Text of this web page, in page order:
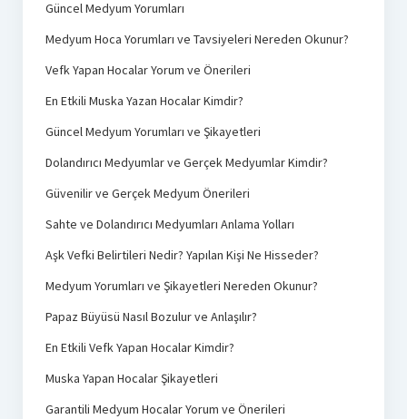
Güncel Medyum Yorumları
Medyum Hoca Yorumları ve Tavsiyeleri Nereden Okunur?
Vefk Yapan Hocalar Yorum ve Önerileri
En Etkili Muska Yazan Hocalar Kimdir?
Güncel Medyum Yorumları ve Şikayetleri
Dolandırıcı Medyumlar ve Gerçek Medyumlar Kimdir?
Güvenilir ve Gerçek Medyum Önerileri
Sahte ve Dolandırıcı Medyumları Anlama Yolları
Aşk Vefki Belirtileri Nedir? Yapılan Kişi Ne Hisseder?
Medyum Yorumları ve Şikayetleri Nereden Okunur?
Papaz Büyüsü Nasıl Bozulur ve Anlaşılır?
En Etkili Vefk Yapan Hocalar Kimdir?
Muska Yapan Hocalar Şikayetleri
Garantili Medyum Hocalar Yorum ve Önerileri